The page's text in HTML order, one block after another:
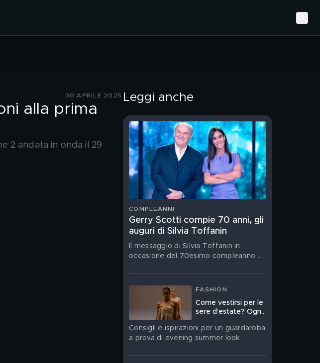
30 APRILE 2025
alla prima
2 andata in onda il 29
Leggi anche
COMPLEANNI
Gerry Scotti compie 70 anni, gli
auguri di Silvia Toffanin
Il messaggio di Silvia Toffanin in
occasione del 70esimo compleanno di
FASHION
Come vestirsi per le
sere d’estate? Ogni
giusto, ecco quali
Consigli e ispirazioni per un guardaroba
a prova di evening summer look